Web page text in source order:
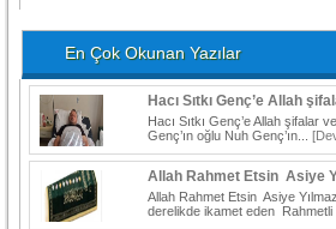
En Çok Okunan Yazılar
Hacı Sıtkı Genç’e Allah
Hacı Sıtkı Genç’e Allah şifalar
Genç’ın oğlu Nuh Genç’ın...
Allah Rahmet Etsin Asiye
Allah Rahmet Etsin Asiye
derelikde ikamet eden Rahmetli